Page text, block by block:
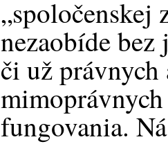
„spoločenskej
nezaobíde
či už právnych
fungovania.